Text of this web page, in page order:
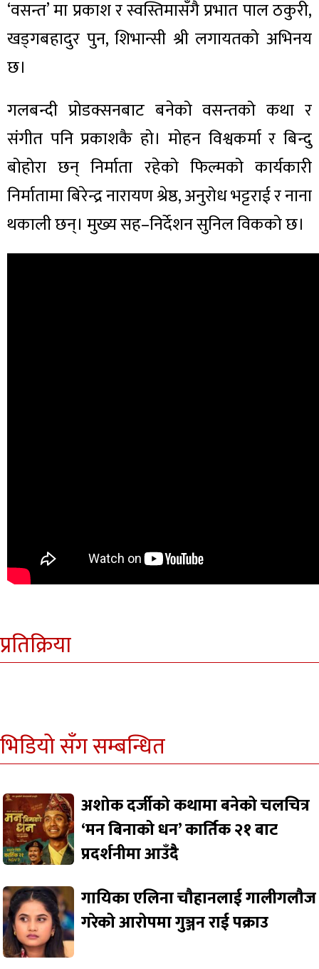
‘वसन्त’ मा प्रकाश र स्वस्तिमासँगै प्रभात पाल ठकुरी,
खड्गबहादुर पुन, शिभान्सी श्री लगायतको अभिनय
छ।
गलबन्दी प्रोडक्सनबाट बनेको वसन्तको कथा र
संगीत पनि प्रकाशकै हो। मोहन विश्वकर्मा र बिन्दु
बोहोरा छन् निर्माता रहेको फिल्मको कार्यकारी
निर्मातामा बिरेन्द्र नारायण श्रेष्ठ, अनुरोध भट्टराई र नाना
थकाली छन्। मुख्य सह–निर्देशन सुनिल विकको छ।
प्रतिक्रिया
भिडियो सँग सम्बन्धित
अशोक दर्जीको कथामा बनेको चलचित्र
‘मन बिनाको धन’ कार्तिक २१ बाट
प्रदर्शनीमा आउँदैै
गायिका एलिना चौहानलाई गालीगलौज
गरेको आरोपमा गुञ्जन राई पक्राउ